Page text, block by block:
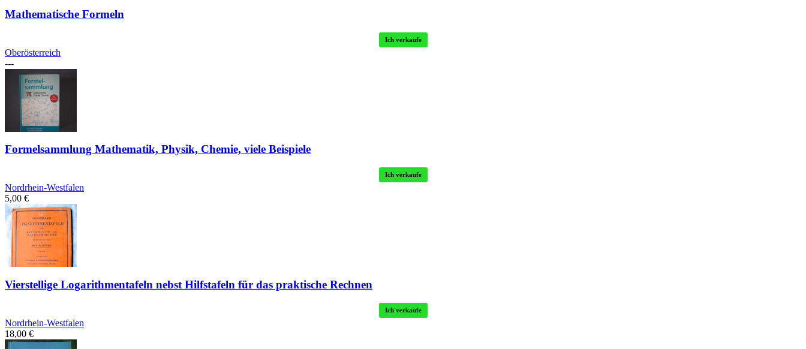
Mathematische Formeln
Ich verkaufe
Oberösterreich
---
Formelsammlung Mathematik, Physik, Chemie, viele Beispiele
Ich verkaufe
Nordrhein-Westfalen
5,00 €
Vierstellige Logarithmentafeln nebst Hilfstafeln für das praktische Rechnen
Ich verkaufe
Nordrhein-Westfalen
18,00 €